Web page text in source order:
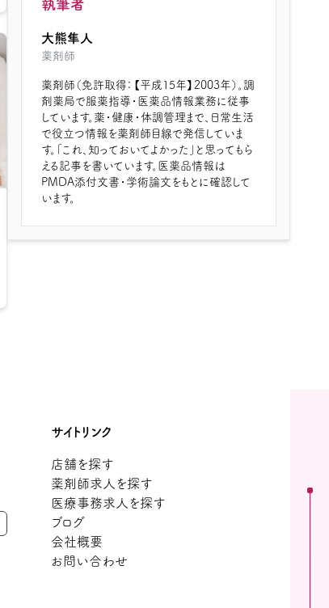
執筆者
大熊隼人
薬剤師
薬剤師（免許取得：【平成15年】2003年）。調
剤薬局で服薬指導・医薬品情報業務に従事
しています。薬・健康・体調管理まで、日常生活
で役立つ情報を薬剤師目線で発信していま
す。「これ、知っておいてよかった」と思ってもら
える記事を書いています。医薬品情報は
PMDA添付文書・学術論文をもとに確認して
います。
サイトリンク
店舗を探す
薬剤師求人を探す
医療事務求人を探す
ブログ
会社概要
お問い合わせ